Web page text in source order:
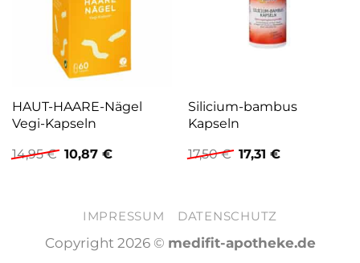
HAUT-HAARE-Nägel
Vegi-Kapseln
14,95€ Ursprünglicher
Preis
10,87 €Aktueller
Silicium-bambus
Kapseln
17,50€ Ursprünglicher
Preis
17,31 €Aktueller
IMPRESSUM DATENSCHUTZ
Copyright 2026 © medifit-apotheke.de